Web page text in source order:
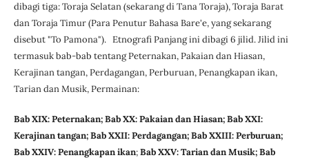
dibagi tiga: Toraja Selatan (sekarang di Tana Toraja), Toraja Barat
dan Toraja Timur (Para Penutur Bahasa Bare'e, yang sekarang
disebut "To Pamona"). Etnografi Panjang ini dibagi 6 jilid. Jilid ini
termasuk bab-bab tentang Peternakan, Pakaian dan Hiasan,
Kerajinan tangan, Perdagangan, Perburuan, Penangkapan ikan,
Tarian dan Musik, Permainan:
Bab XIX: Peternakan; Bab XX: Pakaian dan Hiasan; Bab XXI:
Kerajinan tangan; Bab XXII: Perdagangan; Bab XXIII: Perburuan;
Bab XXIV: Penangkapan ikan;Bab XXV: Tarian dan Musik; Bab